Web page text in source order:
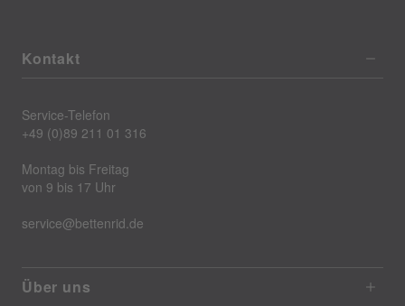
Kontakt
Service-Telefon
+49 (0)89 211 01 316
Montag bis Freitag
von 9 bis 17 Uhr
service@bettenrid.de
Über uns